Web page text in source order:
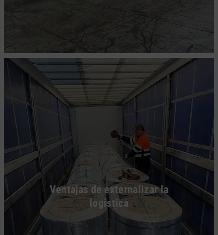
Ventajas de externalizar la
logística